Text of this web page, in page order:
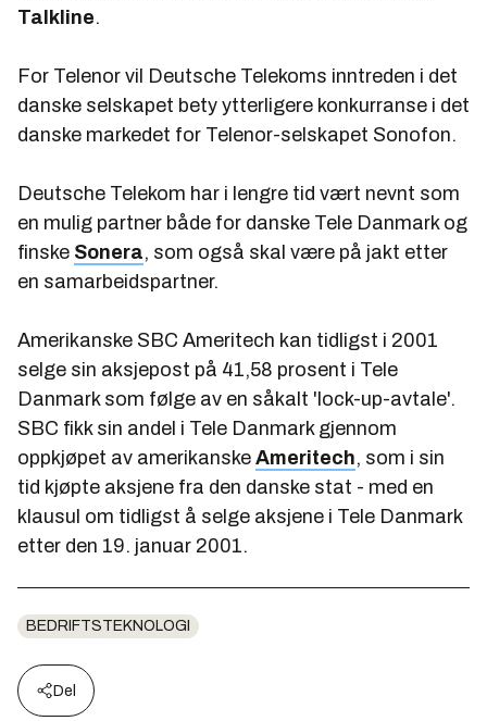
Talkline.
For Telenor vil Deutsche Telekoms inntreden i det
danske selskapet bety ytterligere konkurranse i det
danske markedet for Telenor-selskapet Sonofon.
Deutsche Telekom har i lengre tid vært nevnt som
en mulig partner både for danske Tele Danmark og
finske Sonera, som også skal være på jakt etter
en samarbeidspartner.
Amerikanske SBC Ameritech kan tidligst i 2001
selge sin aksjepost på 41,58 prosent i Tele
Danmark som følge av en såkalt 'lock-up-avtale'.
SBC fikk sin andel i Tele Danmark gjennom
oppkjøpet av amerikanske Ameritech, som i sin
tid kjøpte aksjene fra den danske stat - med en
klausul om tidligst å selge aksjene i Tele Danmark
etter den 19. januar 2001.
BEDRIFTSTEKNOLOGI
Del